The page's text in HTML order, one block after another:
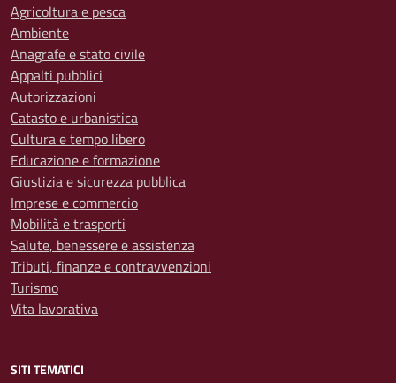
Agricoltura e pesca
Ambiente
Anagrafe e stato civile
Appalti pubblici
Autorizzazioni
Catasto e urbanistica
Cultura e tempo libero
Educazione e formazione
Giustizia e sicurezza pubblica
Imprese e commercio
Mobilità e trasporti
Salute, benessere e assistenza
Tributi, finanze e contravvenzioni
Turismo
Vita lavorativa
SITI TEMATICI